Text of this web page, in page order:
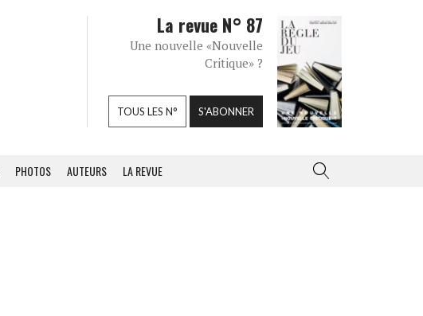
La revue N° 87
Une nouvelle «Nouvelle
Critique» ?
TOUS LES N° S'ABONNER
PHOTOS AUTEURS LA REVUE